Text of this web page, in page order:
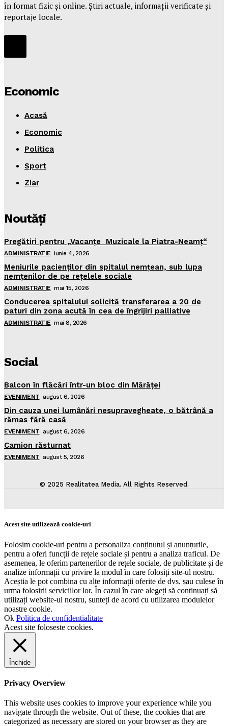
în format fizic și online. Știri actuale, informații verificate și
reportaje locale.
Economic
Acasă
Economic
Politica
Sport
Ziar
Noutăţi
Pregătiri pentru „Vacanţe Muzicale la Piatra-Neamţ“
ADMINISTRATIE iunie 4, 2026
Meniurile pacienţilor din spitalul nemţean, sub lupa
nemţenilor de pe reţelele sociale
ADMINISTRATIE mai 15, 2026
Conducerea spitalului solicită transferarea a 20 de
paturi din zona acută în cea de îngrijiri palliative
ADMINISTRATIE mai 8, 2026
Social
Balcon în flăcări într-un bloc din Mărăţei
EVENIMENT august 6, 2026
Din cauza unei lumânări nesupravegheate, o bătrână a
rămas fără casă
EVENIMENT august 6, 2026
Camion răsturnat
EVENIMENT august 5, 2026
© 2025 Realitatea Media. All Rights Reserved.
Acest site utilizează cookie-uri
Folosim cookie-uri pentru a personaliza conținutul și anunțurile,
pentru a oferi funcții de rețele sociale și pentru a analiza traficul. De
asemenea, le oferim partenerilor de rețele sociale, de publicitate și de
analize informații cu privire la modul în care folosiți site-ul nostru.
Aceștia le pot combina cu alte informații oferite de dvs. sau culese în
urma folosirii serviciilor lor. În cazul în care alegeți să continuați să
utilizați website-ul nostru, sunteți de acord cu utilizarea modulelor
noastre cookie.
Ok Politica de confidentialitate
Acest site foloseste cookies.
Închide
Privacy Overview
This website uses cookies to improve your experience while you
navigate through the website. Out of these, the cookies that are
categorized as necessary are stored on your browser as they are